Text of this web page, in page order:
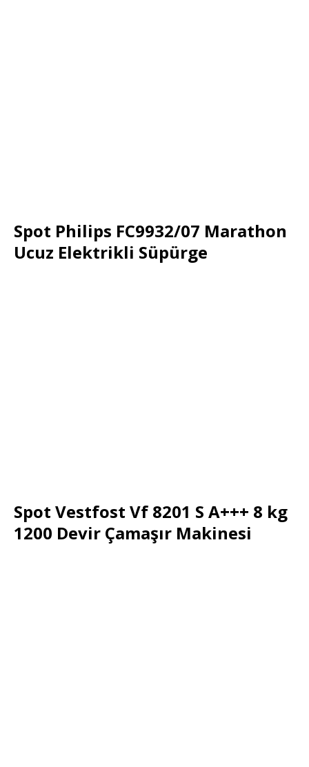
Spot Philips FC9932/07 Marathon
Ucuz Elektrikli Süpürge
Spot Vestfost Vf 8201 S A+++ 8 kg
1200 Devir Çamaşır Makinesi